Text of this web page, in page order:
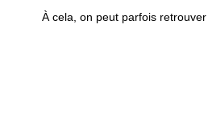
À cela, on peut parfois